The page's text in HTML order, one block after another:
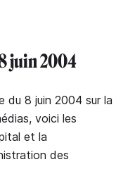
juin 2004
du 8 juin 2004 sur la
voici les
et la
des